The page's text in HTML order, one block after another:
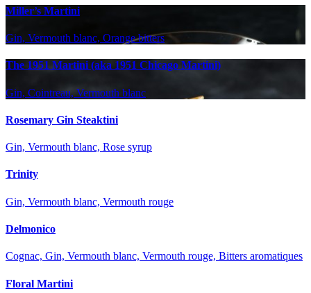
Miller’s Martini
Gin, Vermouth blanc, Orange bitters
The 1951 Martini (aka 1951 Chicago Martini)
Gin, Cointreau, Vermouth blanc
Rosemary Gin Steaktini
Gin, Vermouth blanc, Rose syrup
Trinity
Gin, Vermouth blanc, Vermouth rouge
Delmonico
Cognac, Gin, Vermouth blanc, Vermouth rouge, Bitters aromatiques
Floral Martini